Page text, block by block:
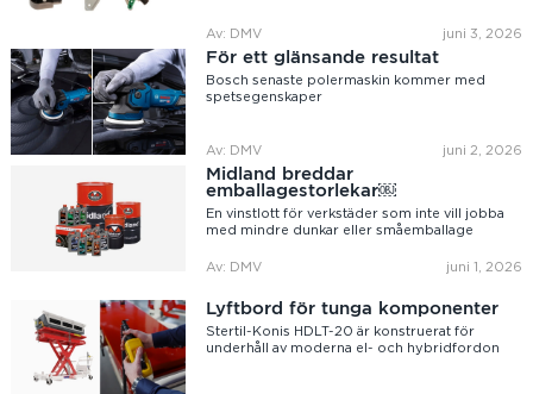
Av: DMV juni 3, 2026
För ett glänsande resultat
Bosch senaste polermaskin kommer med
spetsegenskaper
Av: DMV juni 2, 2026
Midland breddar
emballagestorlekar￼
En vinstlott för verkstäder som inte vill jobba
med mindre dunkar eller småemballage
Av: DMV juni 1, 2026
Lyftbord för tunga komponenter
Stertil-Konis HDLT-20 är konstruerat för
underhåll av moderna el- och hybridfordon